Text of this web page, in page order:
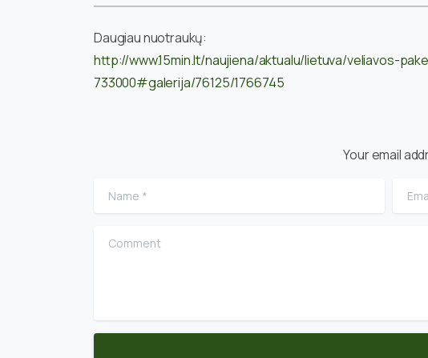
Daugiau nuotraukų:
http://www.15min.lt/naujiena/aktualu/lietuva/veliavos-
733000#galerija/76125/1766745
Your email
Name
Email
Comment